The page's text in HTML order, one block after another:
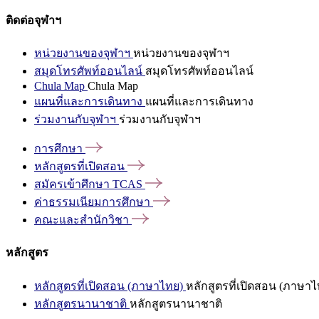
ติดต่อจุฬาฯ
หน่วยงานของจุฬาฯ หน่วยงานของจุฬาฯ
สมุดโทรศัพท์ออนไลน์ สมุดโทรศัพท์ออนไลน์
Chula Map Chula Map
แผนที่และการเดินทาง แผนที่และการเดินทาง
ร่วมงานกับจุฬาฯ ร่วมงานกับจุฬาฯ
การศึกษา
หลักสูตรที่เปิดสอน
สมัครเข้าศึกษา TCAS
ค่าธรรมเนียมการศึกษา
คณะและสำนักวิชา
หลักสูตร
หลักสูตรที่เปิดสอน (ภาษาไทย) หลักสูตรที่เปิดสอน (ภาษาไ
หลักสูตรนานาชาติ หลักสูตรนานาชาติ